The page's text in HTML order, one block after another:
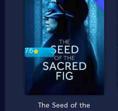
7.6
The Seed of the